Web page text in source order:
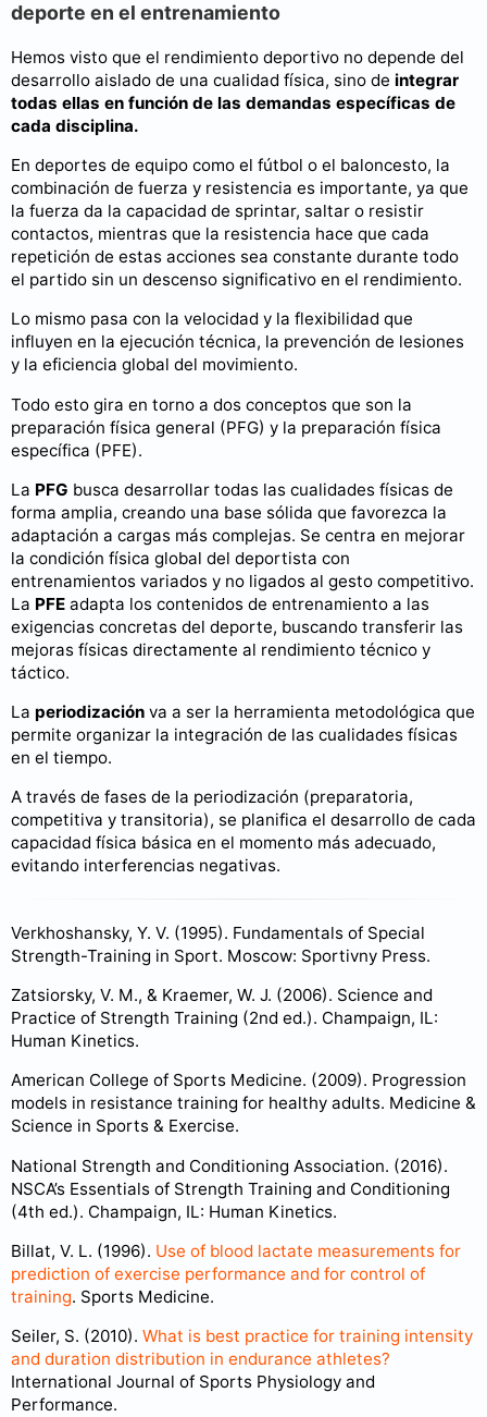
deporte en el entrenamiento
Hemos visto que el rendimiento deportivo no depende del
desarrollo aislado de una cualidad física, sino de integrar
todas ellas en función de las demandas específicas de
cada disciplina.
En deportes de equipo como el fútbol o el baloncesto, la
combinación de fuerza y resistencia es importante, ya que
la fuerza da la capacidad de sprintar, saltar o resistir
contactos, mientras que la resistencia hace que cada
repetición de estas acciones sea constante durante todo
el partido sin un descenso significativo en el rendimiento.
Lo mismo pasa con la velocidad y la flexibilidad que
influyen en la ejecución técnica, la prevención de lesiones
y la eficiencia global del movimiento.
Todo esto gira en torno a dos conceptos que son la
preparación física general (PFG) y la preparación física
específica (PFE).
La PFG busca desarrollar todas las cualidades físicas de
forma amplia, creando una base sólida que favorezca la
adaptación a cargas más complejas. Se centra en mejorar
la condición física global del deportista con
entrenamientos variados y no ligados al gesto competitivo.
La PFE adapta los contenidos de entrenamiento a las
exigencias concretas del deporte, buscando transferir las
mejoras físicas directamente al rendimiento técnico y
táctico.
La periodización va a ser la herramienta metodológica que
permite organizar la integración de las cualidades físicas
en el tiempo.
A través de fases de la periodización (preparatoria,
competitiva y transitoria), se planifica el desarrollo de cada
capacidad física básica en el momento más adecuado,
evitando interferencias negativas.
Verkhoshansky, Y. V. (1995). Fundamentals of Special
Strength-Training in Sport. Moscow: Sportivny Press.
Zatsiorsky, V. M., & Kraemer, W. J. (2006). Science and
Practice of Strength Training (2nd ed.). Champaign, IL:
Human Kinetics.
American College of Sports Medicine. (2009). Progression
models in resistance training for healthy adults. Medicine &
Science in Sports & Exercise.
National Strength and Conditioning Association. (2016).
NSCA’s Essentials of Strength Training and Conditioning
(4th ed.). Champaign, IL: Human Kinetics.
Billat, V. L. (1996). Use of blood lactate measurements for
prediction of exercise performance and for control of
training. Sports Medicine.
Seiler, S. (2010). What is best practice for training intensity
and duration distribution in endurance athletes?
International Journal of Sports Physiology and
Performance.